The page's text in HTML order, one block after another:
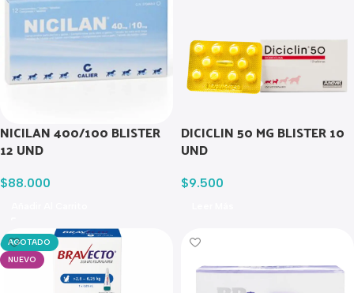
NICILAN 400/100 BLISTER
12 UND
$88.000
DICICLIN 50 MG BLISTER 10
UND
$9.500
AGOTADO
NUEVO